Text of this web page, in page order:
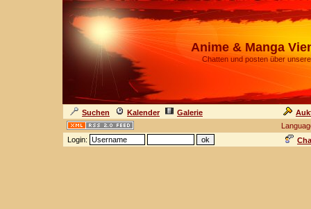
Anime & Manga
Chatten und posten über
Suchen Kalender Galerie
Login: